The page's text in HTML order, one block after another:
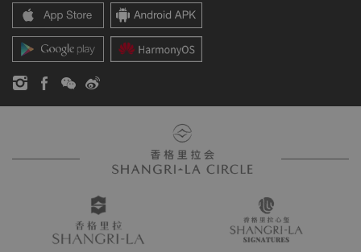
香格里拉公寓
联系方式
新闻稿